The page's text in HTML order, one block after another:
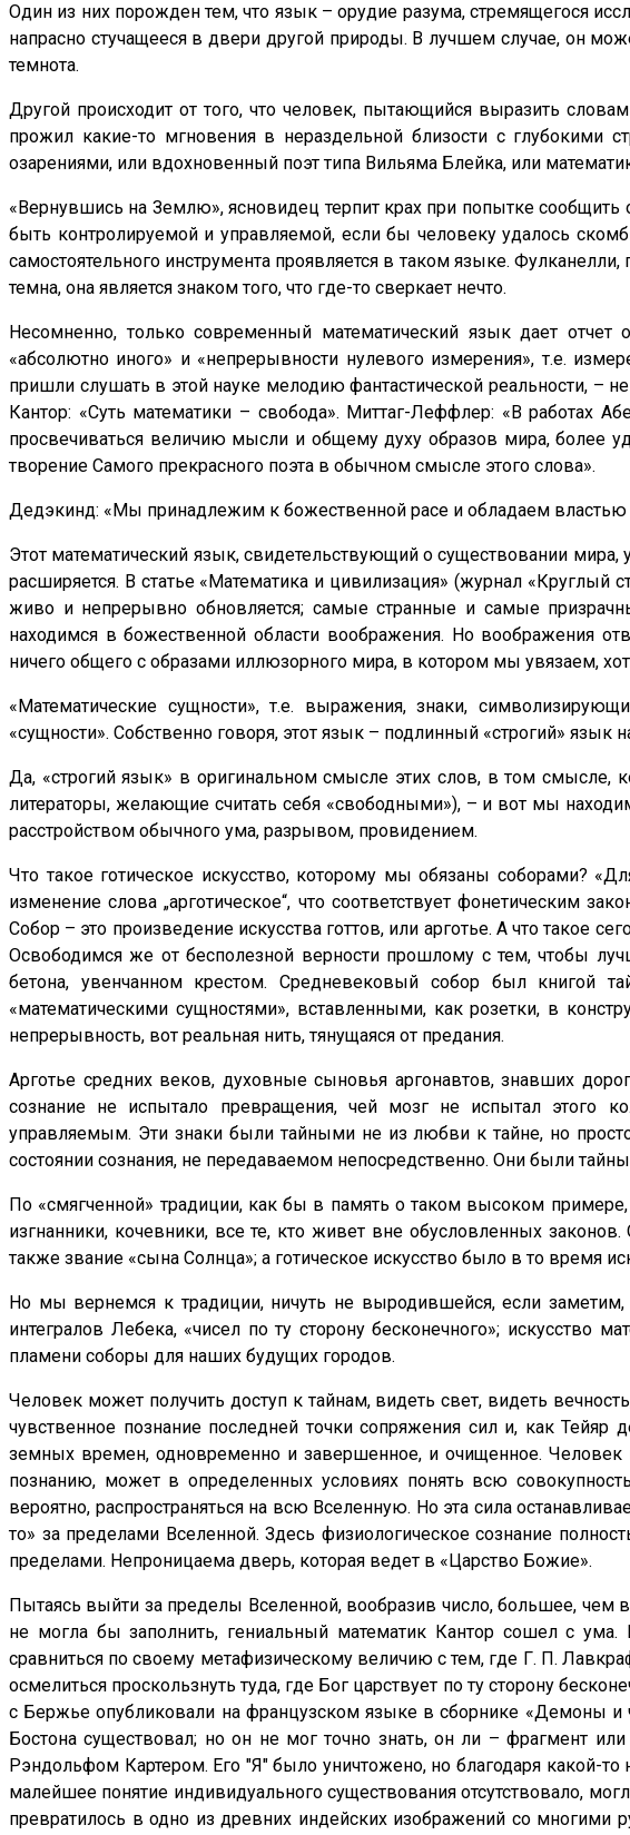
Один из них порожден тем, что язык – орудие разума, стремящегося
напрасно стучащееся в двери другой природы. В лучшем случае, он
темнота.
Другой происходит от того, что человек, пытающийся выразить
прожил какие-то мгновения в нераздельной близости с глубокими
озарениями, или вдохновенный поэт типа Вильяма Блейка, или
«Вернувшись на Землю», ясновидец терпит крах при попытке
быть контролируемой и управляемой, если бы человеку удалось
самостоятельного инструмента проявляется в таком языке.
темна, она является знаком того, что где-то сверкает нечто.
Несомненно, только современный математический язык дает
«абсолютно иного» и «непрерывности нулевого измерения», т.е.
пришли слушать в этой науке мелодию фантастической реальности, –
Кантор: «Суть математики – свобода». Миттаг-Леффлер: «В работах
просвечиваться величию мысли и общему духу образов мира, более
творение Самого прекрасного поэта в обычном смысле этого слова».
Дедэкинд: «Мы принадлежим к божественной расе и обладаем властью
Этот математический язык, свидетельствующий о существовании
расширяется. В статье «Математика и цивилизация» (журнал «Круглый
живо и непрерывно обновляется; самые странные и самые
находимся в божественной области воображения. Но воображения
ничего общего с образами иллюзорного мира, в котором мы увязаем,
«Математические сущности», т.е. выражения, знаки,
«сущности». Собственно говоря, этот язык – подлинный «строгий» язык
Да, «строгий язык» в оригинальном смысле этих слов, в том
литераторы, желающие считать себя «свободными»), – и вот мы
расстройством обычного ума, разрывом, провидением.
Что такое готическое искусство, которому мы обязаны соборами?
изменение слова „арготическое“, что соответствует фонетическим
Собор – это произведение искусства готтов, или арготье. А что такое
Освободимся же от бесполезной верности прошлому с тем, чтобы
бетона, увенчанном крестом. Средневековый собор был книгой
«математическими сущностями», вставленными, как розетки, в
непрерывность, вот реальная нить, тянущаяся от предания.
Арготье средних веков, духовные сыновья аргонавтов, знавших
сознание не испытало превращения, чей мозг не испытал этого
управляемым. Эти знаки были тайными не из любви к тайне, но
состоянии сознания, не передаваемом непосредственно. Они были
По «смягченной» традиции, как бы в память о таком высоком
изгнанники, кочевники, все те, кто живет вне обусловленных
также звание «сына Солнца»; а готическое искусство было в то время
Но мы вернемся к традиции, ничуть не выродившейся, если заметим,
интегралов Лебека, «чисел по ту сторону бесконечного»;
пламени соборы для наших будущих городов.
Человек может получить доступ к тайнам, видеть свет, видеть
чувственное познание последней точки сопряжения сил и, как
земных времен, одновременно и завершенное, и очищенное.
познанию, может в определенных условиях понять всю
вероятно, распространяться на всю Вселенную. Но эта сила
то» за пределами Вселенной. Здесь физиологическое сознание
пределами. Непроницаема дверь, которая ведет в «Царство Божие».
Пытаясь выйти за пределы Вселенной, вообразив число, большее, чем
не могла бы заполнить, гениальный математик Кантор сошел с
сравниться по своему метафизическому величию с тем, где Г. П.
осмелиться проскользнуть туда, где Бог царствует по ту сторону
с Бержье опубликовали на французском языке в сборнике «Демоны и
Бостона существовал; но он не мог точно знать, он ли – фрагмент
Рэндольфом Картером. Его "Я" было уничтожено, но благодаря какой-
малейшее понятие индивидуального существования отсутствовало,
превратилось в одно из древних индейских изображений со многими